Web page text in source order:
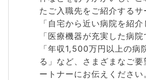
たご入職先をご紹介するサ
「自宅から近い病院を紹介
「医療機器が充実した病院
「年収1,500万円以上の病
る」など、さまざまなご
ートナーにお伝えください